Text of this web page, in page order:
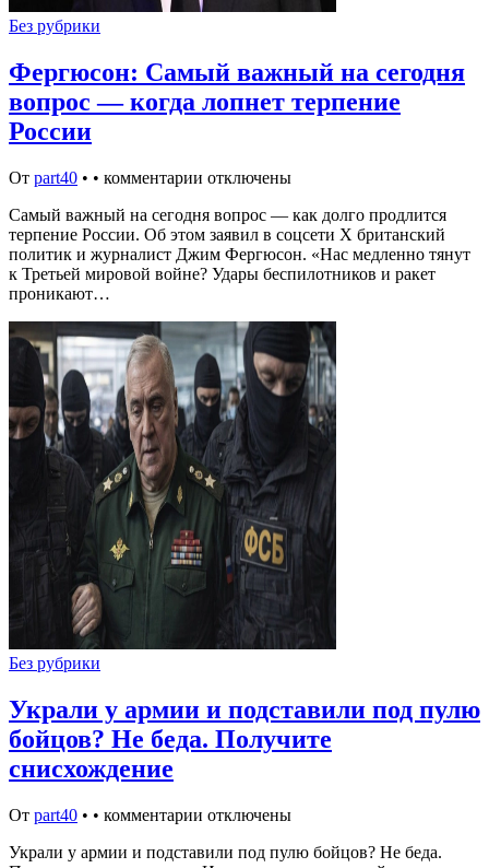
Без рубрики
Фергюсон: Самый важный на сегодня
вопрос — когда лопнет терпение
России
От part40 • • комментарии отключены
Самый важный на сегодня вопрос — как долго продлится
терпение России. Об этом заявил в соцсети Х британский
политик и журналист Джим Фергюсон. «Нас медленно тянут
к Третьей мировой войне? Удары беспилотников и ракет
проникают…
Без рубрики
Украли у армии и подставили под пулю
бойцов? Не беда. Получите
снисхождение
От part40 • • комментарии отключены
Украли у армии и подставили под пулю бойцов? Не беда.